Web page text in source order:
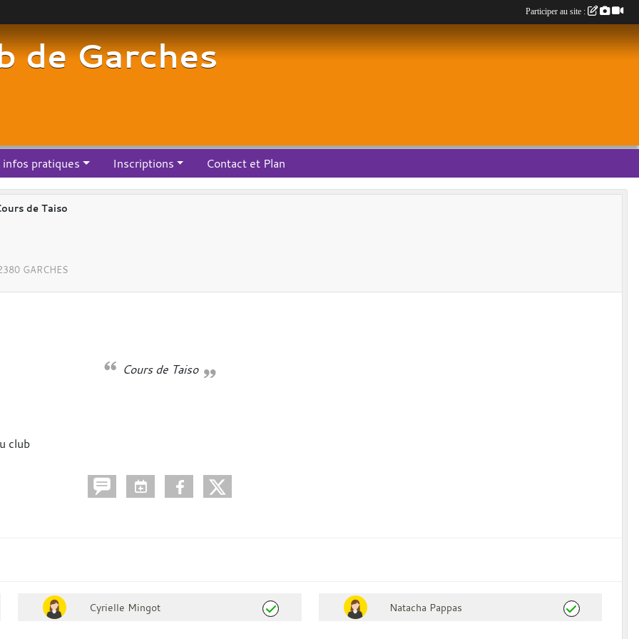
de Garches
infos pratiques Inscriptions Contact et Plan
de Taiso
GARCHES
Cours de Taiso
club
Cyrielle Mingot Natacha Pappas
Participer au site :